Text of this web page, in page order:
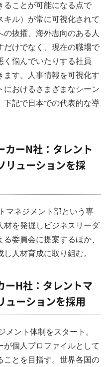
ることが可能になる点で
ル）が常に可視化されて
抜擢、海外志向のある人
だけでなく、現在の職場で
く悩んでいたりする社員
ます。人事情報を可視化す
におけるさまざまなシーン
下記で日本での代表的な導
ーN社：タレント
リューションを採
マネジメント部という専
材を発掘しビジネスリーダ
委員会に提案するほか、
人材育成に取り組む。
H社：タレントマ
ューションを採用
メント体制をスタート。
個人プロファイルとして
ことを目指す。世界各国の